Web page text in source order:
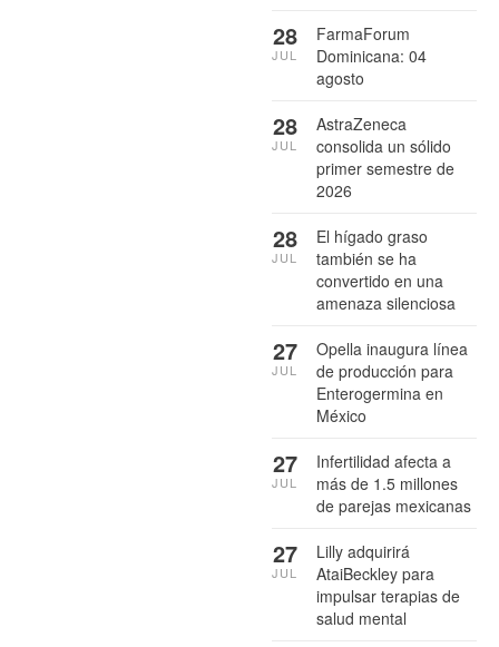
FarmaForum
Dominicana: 04
agosto
28
JUL
AstraZeneca
consolida un sólido
primer semestre de
2026
28
JUL
El hígado graso
también se ha
convertido en una
amenaza silenciosa
28
JUL
Opella inaugura línea
de producción para
Enterogermina en
México
27
JUL
Infertilidad afecta a
más de 1.5 millones
de parejas mexicanas
27
JUL
Lilly adquirirá
AtaiBeckley para
impulsar terapias de
salud mental
27
JUL